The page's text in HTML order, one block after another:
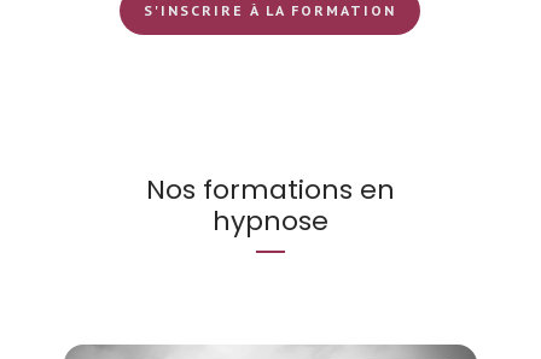
S'INSCRIRE À LA FORMATION
Nos formations en
hypnose